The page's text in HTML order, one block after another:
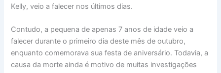
Kelly, veio a falecer nos últimos dias.
Contudo, a pequena de apenas 7 anos de idade veio a
falecer durante o primeiro dia deste mês de outubro,
enquanto comemorava sua festa de aniversário. Todavia, a
causa da morte ainda é motivo de muitas investigações